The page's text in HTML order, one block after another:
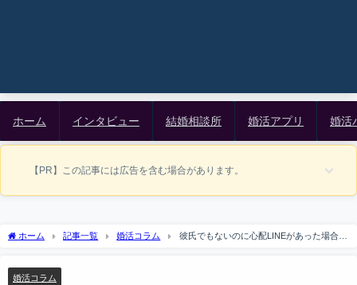
ホーム インタビュー 結婚相談所 婚活アプリ 婚活
【PR】この記事には広告を含む場合があります。
ホーム 記事一覧 婚活コラム
彼氏でもないのに心配LINEがあった場合の
婚活コラム